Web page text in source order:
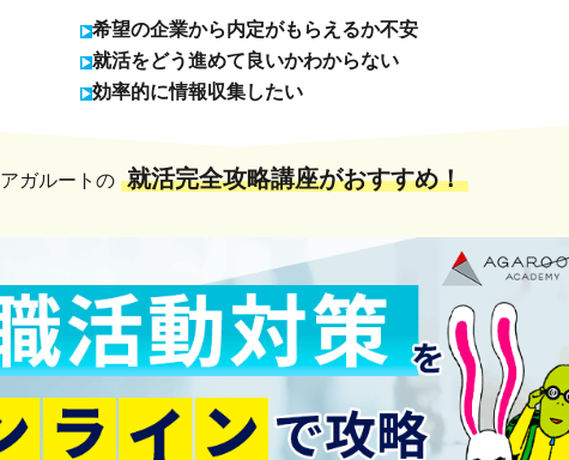
希望の企業から内定がもらえるか不安
就活をどう進めて良いかわからない
効率的に情報収集したい
アガルートの 就活完全攻略講座がおすすめ！